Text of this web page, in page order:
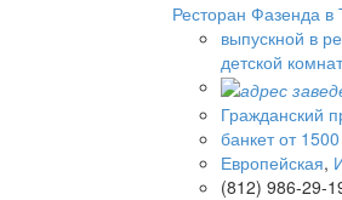
Ресторан Фазенда
выпускной в
детской
Гражданский
банкет от
Европейская,
(812) 986-29-